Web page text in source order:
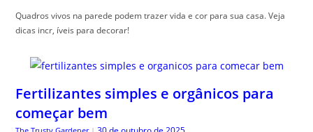
Quadros vivos na parede podem trazer vida e cor para sua casa. Veja
dicas incr, íveis para decorar!
Fertilizantes simples e orgânicos para
começar bem